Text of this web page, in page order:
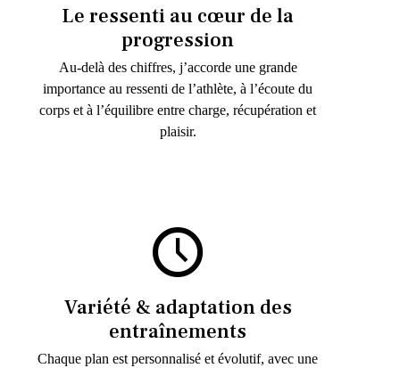
Le ressenti au cœur de la
progression
Au-delà des chiffres, j’accorde une grande
importance au ressenti de l’athlète, à l’écoute du
corps et à l’équilibre entre charge, récupération et
plaisir.
Variété & adaptation des
entraînements
Chaque plan est personnalisé et évolutif, avec une